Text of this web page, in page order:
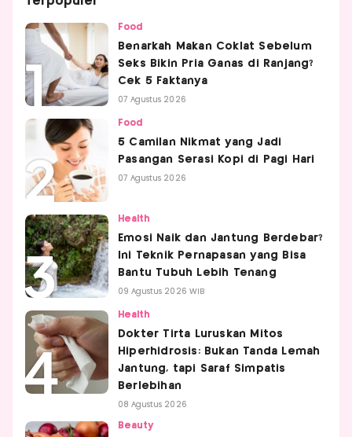
Food
Benarkah Makan Coklat Sebelum
Seks Bikin Pria Ganas di Ranjang?
Cek 5 Faktanya
07 Agustus 2026
Food
5 Camilan Nikmat yang Jadi
Pasangan Serasi Kopi di Pagi Hari
07 Agustus 2026
Health
Emosi Naik dan Jantung Berdebar?
Ini Teknik Pernapasan yang Bisa
Bantu Tubuh Lebih Tenang
09 Agustus 2026 WIB
Health
Dokter Tirta Luruskan Mitos
Hiperhidrosis: Bukan Tanda Lemah
Jantung, tapi Saraf Simpatis
Berlebihan
08 Agustus 2026
Beauty